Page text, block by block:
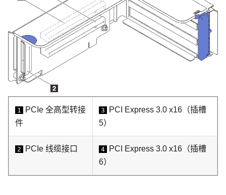
1
PCIe 全高型转接
件
3 PCI Express 3.0 x16 （插槽
5）
2 PCIe 线缆接口 4 PCI Express 3.0 x16 （插槽
6）